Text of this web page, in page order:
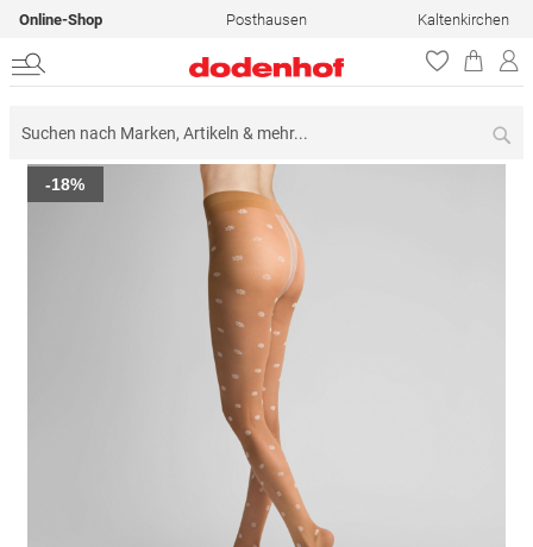
Online-Shop Posthausen Kaltenkirchen
Zum
Ende
-18%